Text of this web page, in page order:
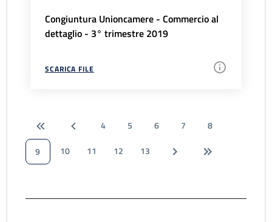
Congiuntura Unioncamere - Commercio al
dettaglio - 3° trimestre 2019
SCARICA FILE
4 5 6 7
8
9
10 11 12 13